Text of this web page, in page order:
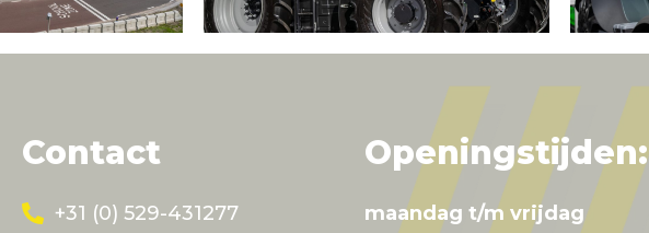
Contact
+31 (0) 529-431277
Openingstijden:
maandag t/m vrijdag